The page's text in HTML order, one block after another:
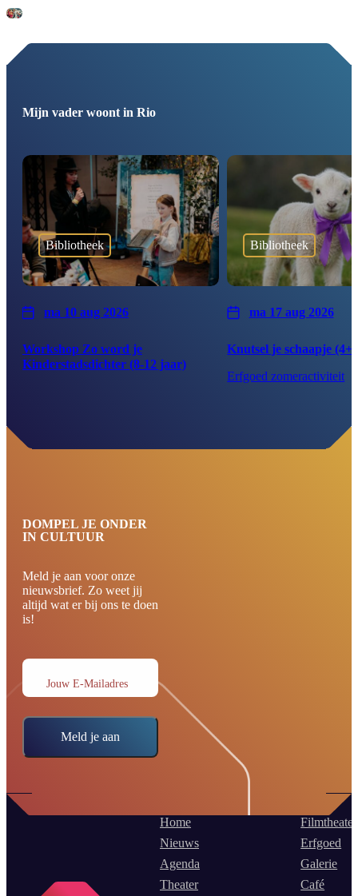
Mijn vader woont in Rio
Bibliotheek
ma 10 aug 2026
Workshop Zo word je
Kinderstadsdichter (8-12 jaar)
Bibliotheek
ma 17 aug 2026
Knutsel je schaapje (4+
Erfgoed zomeractiviteit
DOMPEL JE ONDER
IN CULTUUR
Meld je aan voor onze
nieuwsbrief. Zo weet jij
altijd wat er bij ons te doen
is!
Jouw E-Mailadres
Meld je aan
Home
Nieuws
Agenda
Theater
Filmtheater
Erfgoed
Galerie
Café